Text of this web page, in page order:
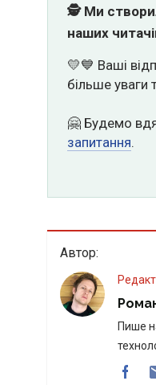
🕵️ Ми
наших
💛💙 Ваші
більше уваги
🤗 Будемо
запитання.
Автор:
Пише